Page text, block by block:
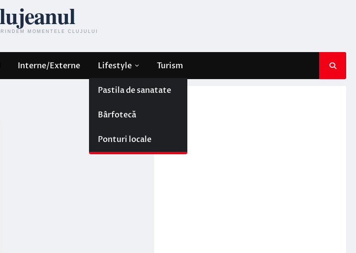
Interne/Externe Lifestyle
Pastila de sanatate
Bârfotecă
Ponturi locale
Turism